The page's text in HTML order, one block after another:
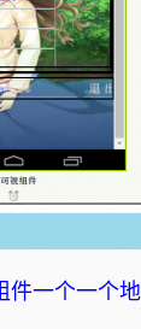
一个一个